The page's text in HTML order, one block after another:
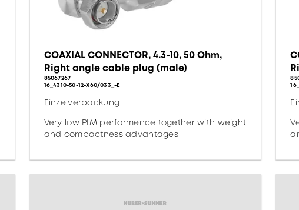
COAXIAL CONNECTOR, 4.3-10, 50 Ohm,
Right angle cable plug (male)
85067267
16_4310-50-12-X60/033_-E
Einzelverpackung
Very low PIM performence together with weight
and compactness advantages